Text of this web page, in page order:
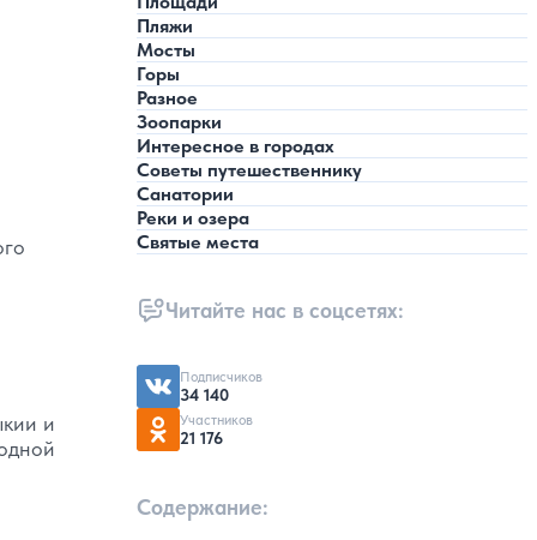
Читайте нас в соцсетях:
Подписчиков
34 140
Участников
21 176
Пляжи
Мосты
Горы
Разное
Зоопарки
Интересное в городах
Советы путешественнику
Санатории
Реки и озера
Святые места
Содержание:
и